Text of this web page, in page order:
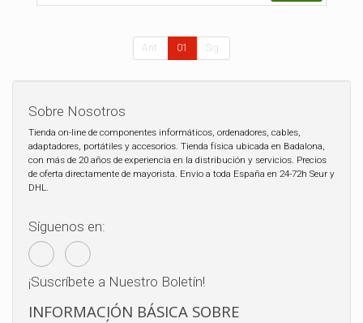
Ant. 01 Sig.
Sobre Nosotros
Tienda on-line de componentes informáticos, ordenadores, cables,
adaptadores, portátiles y accesorios. Tienda física ubicada en Badalona,
con más de 20 años de experiencia en la distribución y servicios. Precios
de oferta directamente de mayorista. Envio a toda España en 24-72h Seur y
DHL.
Síguenos en:
¡Suscríbete a Nuestro Boletín!
INFORMACIÓN BÁSICA SOBRE